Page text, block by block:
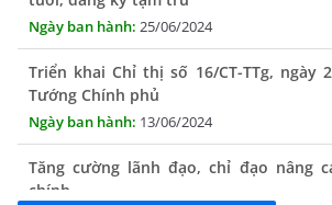
25/06/2024
Triển khai Chỉ thị số 16/CT-TTg, ngày
Tướng Chính phủ
Tăng cường lãnh đạo, chỉ đạo nâng
chính